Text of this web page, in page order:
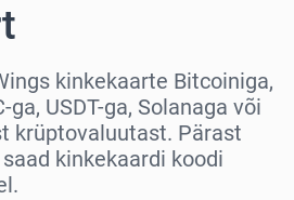
kinkekaarte Bitcoiniga,
ga, USDT-ga, Solanaga või
krüptovaluutast. Pärast
kinkekaardi koodi